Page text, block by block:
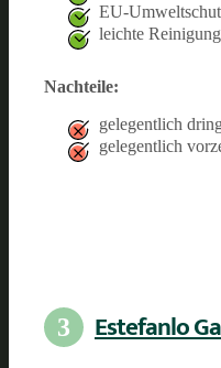
EU-
leichte Reinigung
Nachteile:
gelegentlich
gelegentlich
3 Estefanlo